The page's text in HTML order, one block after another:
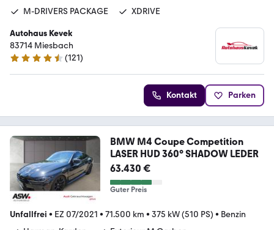
M-DRIVERS PACKAGE
XDRIVE
Autohaus Kevek
83714 Miesbach
4.5 Sterne
(121)
Kontakt Parken
BMW M4 Coupe Competition
LASER HUD 360° SHADOW LEDER
63.430 €
Guter Preis
Unfallfrei • EZ 07/2021 • 71.500 km • 375 kW (510 PS) • Benzin